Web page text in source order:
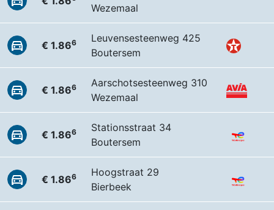
Wezemaal
€ 1.866
Leuvensesteenweg 425
Boutersem
€ 1.866
Aarschotsesteenweg 310
Wezemaal
€ 1.866
Stationsstraat 34
Boutersem
€ 1.866
Hoogstraat 29
Bierbeek